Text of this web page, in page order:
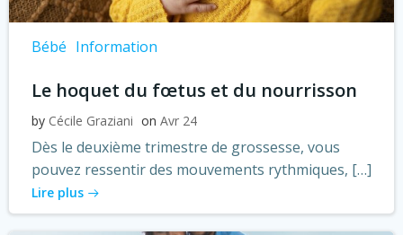
Bébé Information
Le hoquet du fœtus et du nourrisson
by Cécile Graziani on Avr 24
Dès le deuxième trimestre de grossesse, vous
pouvez ressentir des mouvements rythmiques, […]
Lire plus